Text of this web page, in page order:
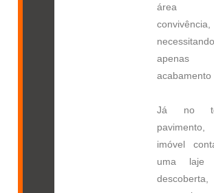
área
convivência,
necessitando
acabamento
Já no
imóvel
uma laje
descoberta,